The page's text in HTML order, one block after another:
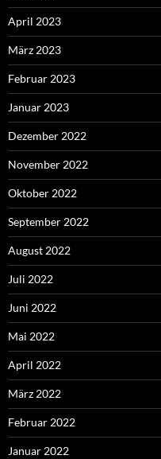
April 2023
März 2023
Februar 2023
Januar 2023
Dezember 2022
November 2022
Oktober 2022
September 2022
August 2022
Juli 2022
Juni 2022
Mai 2022
April 2022
März 2022
Februar 2022
Januar 2022